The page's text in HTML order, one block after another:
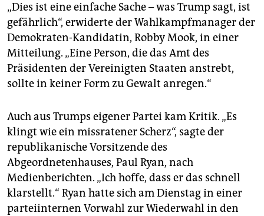
„Dies ist eine einfache Sache – was Trump sagt, ist
gefährlich“, erwiderte der Wahlkampfmanager der
Demokraten-Kandidatin, Robby Mook, in einer
Mitteilung. „Eine Person, die das Amt des
Präsidenten der Vereinigten Staaten anstrebt,
sollte in keiner Form zu Gewalt anregen.“
Auch aus Trumps eigener Partei kam Kritik. „Es
klingt wie ein missratener Scherz“, sagte der
republikanische Vorsitzende des
Abgeordnetenhauses, Paul Ryan, nach
Medienberichten. „Ich hoffe, dass er das schnell
klarstellt.“ Ryan hatte sich am Dienstag in einer
parteiinternen Vorwahl zur Wiederwahl in den